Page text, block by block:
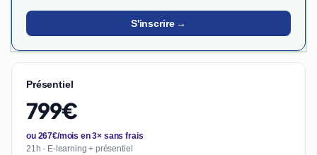
S'inscrire →
Présentiel
799€
ou 267€/mois en 3× sans frais
21h · E-learning + présentiel